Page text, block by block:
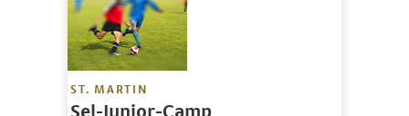
ST. MARTIN
Sel-Junior-Camp